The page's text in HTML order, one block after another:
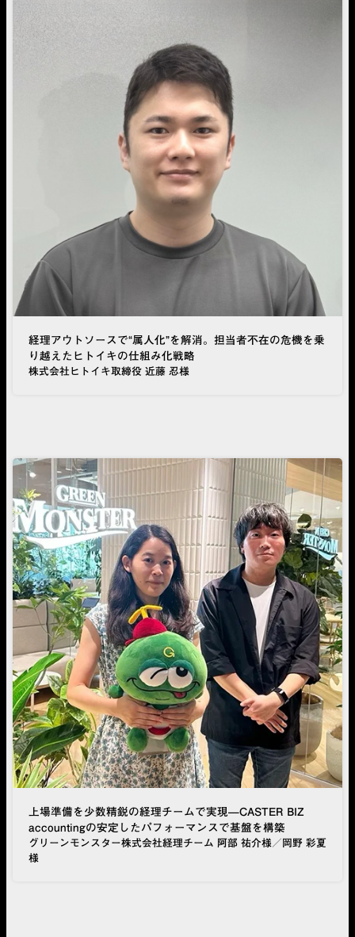
経理アウトソースで“属人化”を解消。担当者不在の危機を乗
り越えたヒトイキの仕組み化戦略
株式会社ヒトイキ取締役 近藤 忍様
上場準備を少数精鋭の経理チームで実現—CASTER BIZ
accountingの安定したパフォーマンスで基盤を構築
グリーンモンスター株式会社経理チーム 阿部 祐介様／岡野 彩夏
様